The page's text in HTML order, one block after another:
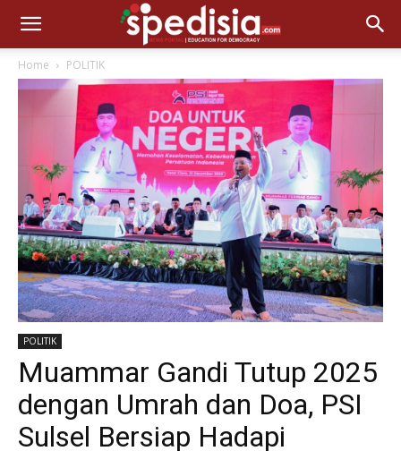
Home POLITIK
POLITIK
Muammar Gandi Tutup 2025
dengan Umrah dan Doa, PSI
Sulsel Bersiap Hadapi